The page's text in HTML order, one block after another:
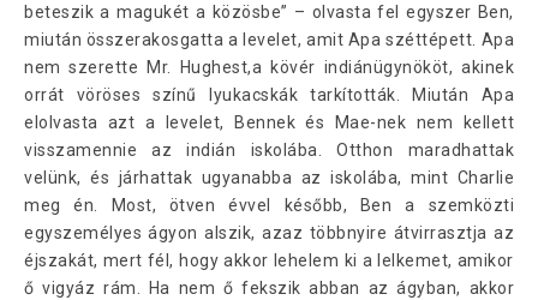
beteszik a magukét a közösbe” – olvasta fel egyszer Ben,
miután összerakosgatta a levelet, amit Apa széttépett. Apa
nem szerette Mr. Hughest,a kövér indiánügynököt, akinek
orrát vöröses színű lyukacskák tarkították. Miután Apa
elolvasta azt a levelet, Bennek és Mae-nek nem kellett
visszamennie az indián iskolába. Otthon maradhattak
velünk, és járhattak ugyanabba az iskolába, mint Charlie
meg én. Most, ötven évvel később, Ben a szemközti
egyszemélyes ágyon alszik, azaz többnyire átvirrasztja az
éjszakát, mert fél, hogy akkor lehelem ki a lelkemet, amikor
ő vigyáz rám. Ha nem ő fekszik abban az ágyban, akkor